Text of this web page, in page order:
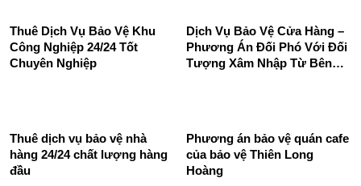
Thuê Dịch Vụ Bảo Vệ Khu
Công Nghiệp 24/24 Tốt
Chuyên Nghiệp
Dịch Vụ Bảo Vệ Cửa Hàng –
Phương Án Đối Phó Với Đối
Tượng Xâm Nhập Từ Bên
Thuê dịch vụ bảo vệ nhà
hàng 24/24 chất lượng hàng
đầu
Phương án bảo vệ quán cafe
của bảo vệ Thiên Long
Hoàng